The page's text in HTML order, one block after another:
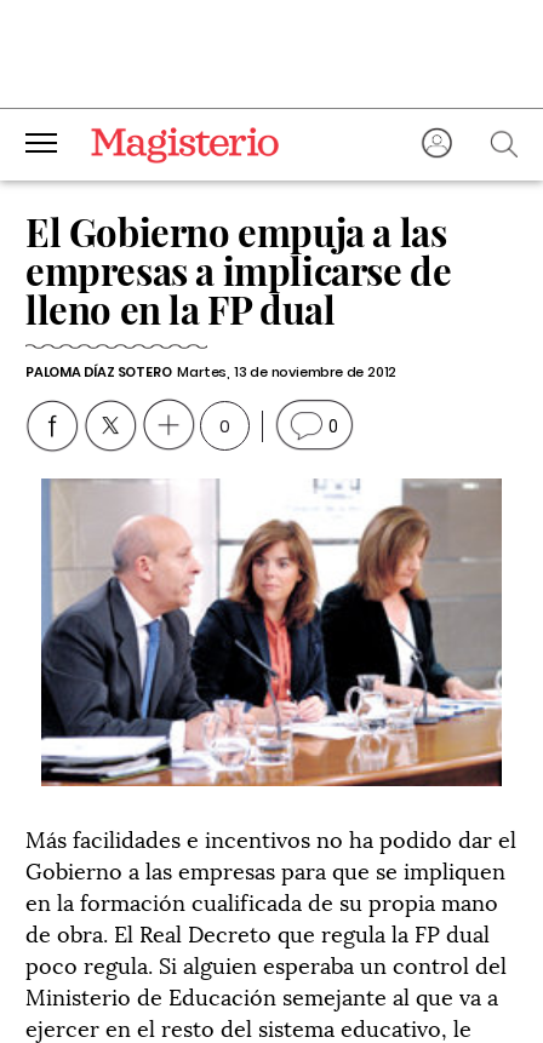
El Gobierno empuja a las
empresas a implicarse de
lleno en la FP dual
PALOMA DÍAZ SOTERO Martes, 13 de noviembre de 2012
0 0
Más facilidades e incentivos no ha podido dar el
Gobierno a las empresas para que se impliquen
en la formación cualificada de su propia mano
de obra. El Real Decreto que regula la FP dual
poco regula. Si alguien esperaba un control del
Ministerio de Educación semejante al que va a
ejercer en el resto del sistema educativo, le